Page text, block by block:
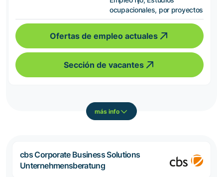
ocupacionales, por proyectos
Ofertas de empleo actuales
Sección de vacantes
más info
cbs Corporate Business Solutions
Unternehmensberatung